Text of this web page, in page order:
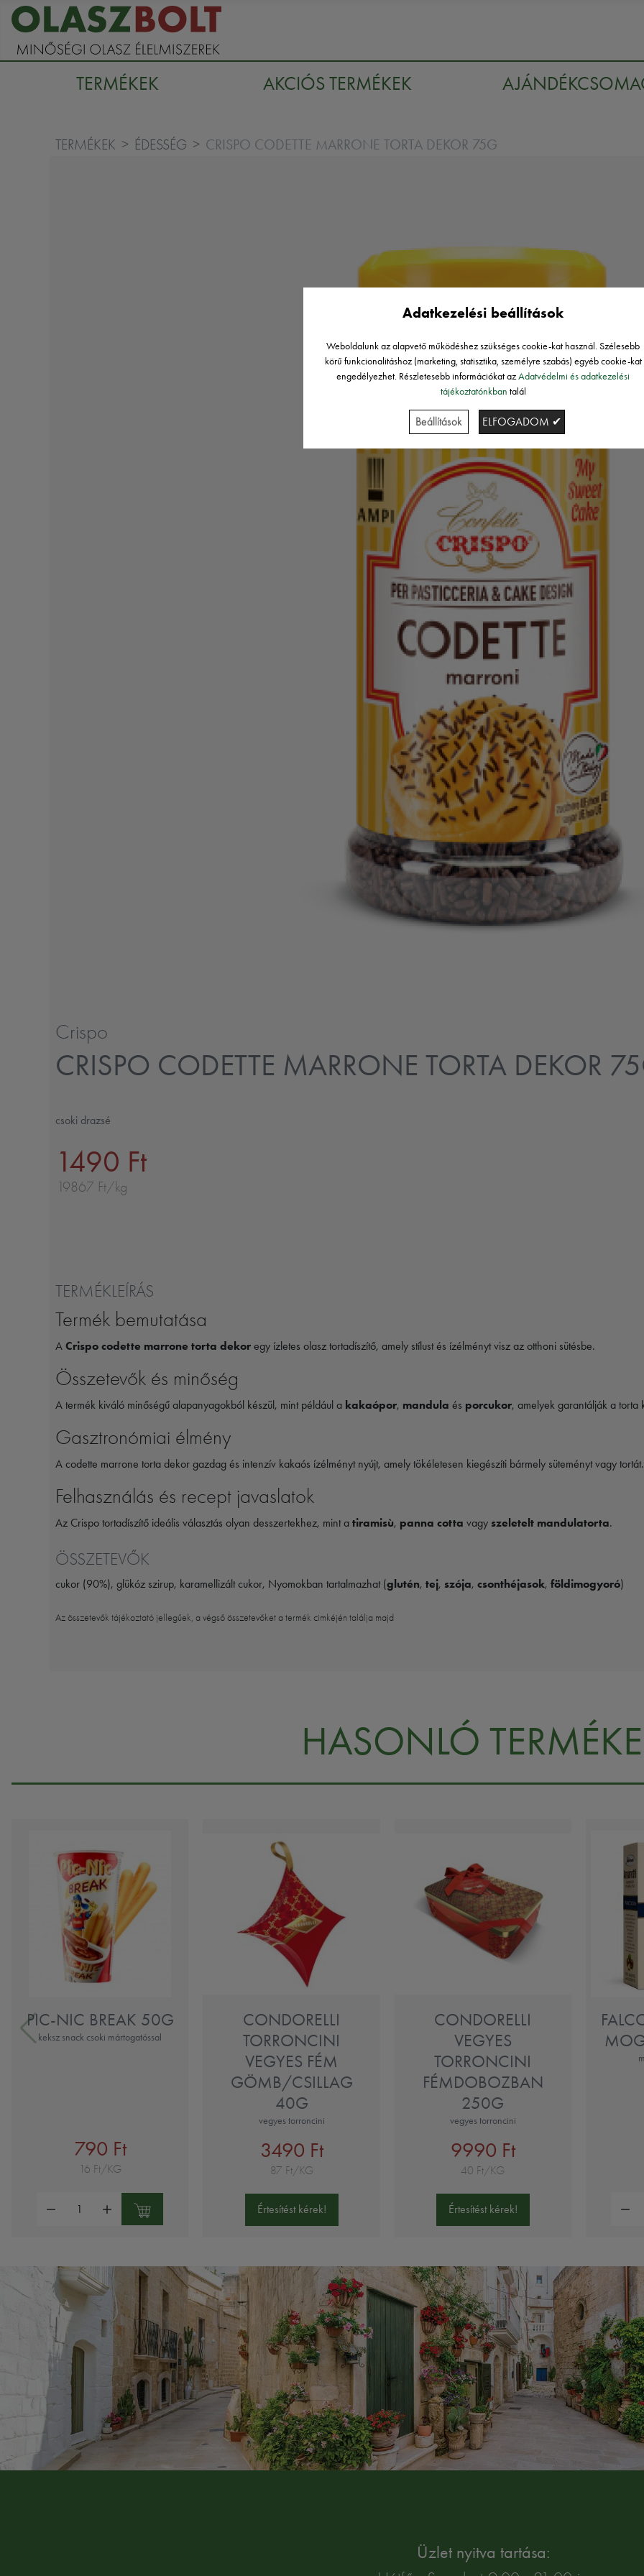
TERMÉKEK AKCIÓS TERMÉKEK
TERMÉKEK ÉDESSÉG CRISPO CODETTE MARRONE TORTA DEKOR 75G
Crispo
CRISPO CODETTE MARRONE TORTA DEKOR
csoki drazsé
1490 Ft
19867 Ft/kg
TERMÉKLEÍRÁS
Termék bemutatása
A Crispo codette marrone torta dekor egy ízletes olasz tortadíszítő, amely stílust és ízélményt visz az otthoni sütésbe.
Összetevők és minőség
A termék kiváló minőségű alapanyagokból készül, mint például a kakaópor, mandula és porcukor, amelyek garantálják a torta
Gasztronómiai élmény
A codette marrone torta dekor gazdag és intenzív kakaós ízélményt nyújt, amely tökéletesen kiegészíti bármely süteményt vagy
Felhasználás és recept javaslatok
Az Crispo tortadíszítő ideális választás olyan desszertekhez, mint a tiramisù, panna cotta vagy szeletelt mandulatorta.
ÖSSZETEVŐK
cukor (90%), glükóz szirup, karamellizált cukor, Nyomokban tartalmazhat (glutén, tej, szója, csonthéjasok, földimogyoró)
Az összetevők tájékoztató jellegűek, a végső összetevőket a termék cimkéjén találja majd
HASONLÓ
PIC-NIC BREAK 50G
keksz snack csoki mártogatóssal
790 Ft
16 Ft/KG
CONDORELLI
TORRONCINI
VEGYES FÉM
GÖMB/CSILLAG
40G
vegyes torroncini
3490 Ft
87 Ft/KG
Értesítést kérek!
CONDORELLI
VEGYES
TORRONCINI
FÉMDOBOZBAN
250G
vegyes torroncini
9990 Ft
40 Ft/KG
Értesítést kérek!
Üzlet nyitva tartása:
Adatkezelési beállítások
Weboldalunk az alapvető működéshez szükséges cookie-kat használ. Szélesebb
körű funkcionalitáshoz (marketing, statisztika, személyre szabás) egyéb cookie-kat
engedélyezhet. Részletesebb információkat azAdatvédelmi és adatkezelési
tájékoztatónkban talál
Beállítások ELFOGADOM ✔